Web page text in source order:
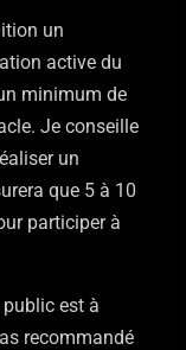
un
active du
minimum de
Je conseille
un
que 5 à 10
participer à
public est à
recommandé